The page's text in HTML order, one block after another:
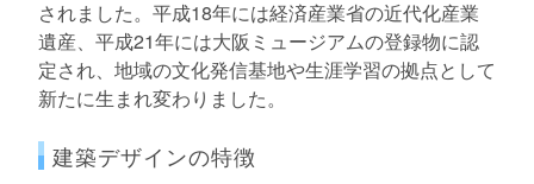
されました。平成18年には経済産業省の近代化産業
遺産、平成21年には大阪ミュージアムの登録物に認
定され、地域の文化発信基地や生涯学習の拠点として
新たに生まれ変わりました。
建築デザインの特徴